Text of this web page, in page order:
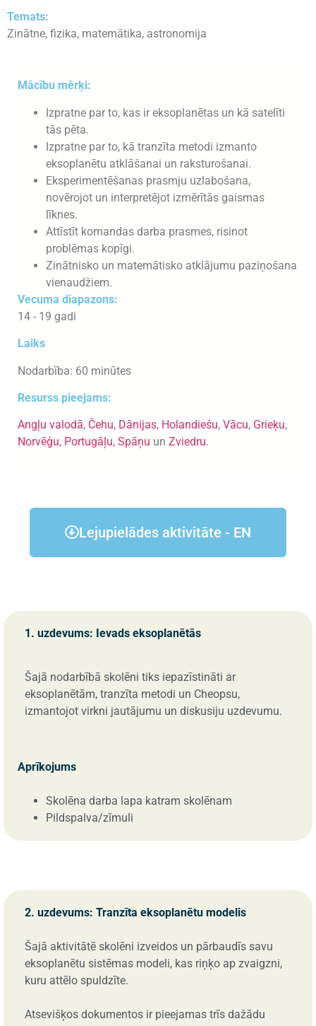
Temats:
Zinātne, fizika, matemātika, astronomija
Mācību mērķi:
Izpratne par to, kas ir eksoplanētas un kā satelīti
tās pēta.
Izpratne par to, kā tranzīta metodi izmanto
eksoplanētu atklāšanai un raksturošanai.
Eksperimentēšanas prasmju uzlabošana,
novērojot un interpretējot izmērītās gaismas
līknes.
Attīstīt komandas darba prasmes, risinot
problēmas kopīgi.
Zinātnisko un matemātisko atklājumu paziņošana
vienaudžiem.
Vecuma diapazons:
14 - 19 gadi
Laiks
Nodarbība: 60 minūtes
Resurss pieejams:
Angļu valodā, Čehu, Dānijas, Holandiešu, Vācu, Grieķu,
Norvēģu, Portugāļu, Spāņu un Zviedru.
Lejupielādes aktivitāte - EN
1. uzdevums: Ievads eksoplanētās
Šajā nodarbībā skolēni tiks iepazīstināti ar
eksoplanētām, tranzīta metodi un Cheopsu,
izmantojot virkni jautājumu un diskusiju uzdevumu.
Aprīkojums
Skolēna darba lapa katram skolēnam
Pildspalva/zīmuli
2. uzdevums: Tranzīta eksoplanētu modelis
Šajā aktivitātē skolēni izveidos un pārbaudīs savu
eksoplanētu sistēmas modeli, kas riņķo ap zvaigzni,
kuru attēlo spuldzīte.
Atsevišķos dokumentos ir pieejamas trīs dažādu